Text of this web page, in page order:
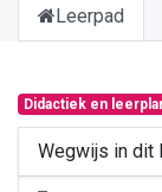
Leerpad
Didactiek en
Wegwijs in dit